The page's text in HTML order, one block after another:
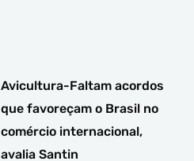
Avicultura-Faltam acordos
que favoreçam o Brasil no
comércio internacional,
avalia Santin